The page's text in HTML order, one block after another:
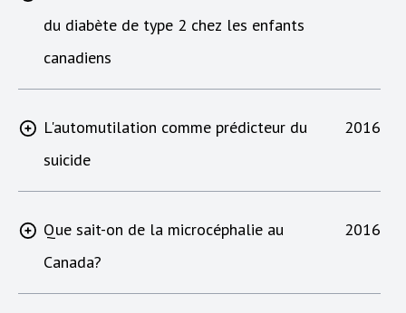
du diabète de type 2 chez les enfants
canadiens
L'automutilation comme prédicteur du
suicide
2016
Que sait-on de la microcéphalie au
Canada?
2016